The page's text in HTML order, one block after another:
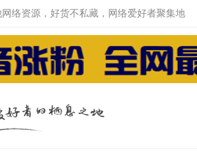
络资源，好货不私藏，网络爱好者聚集地